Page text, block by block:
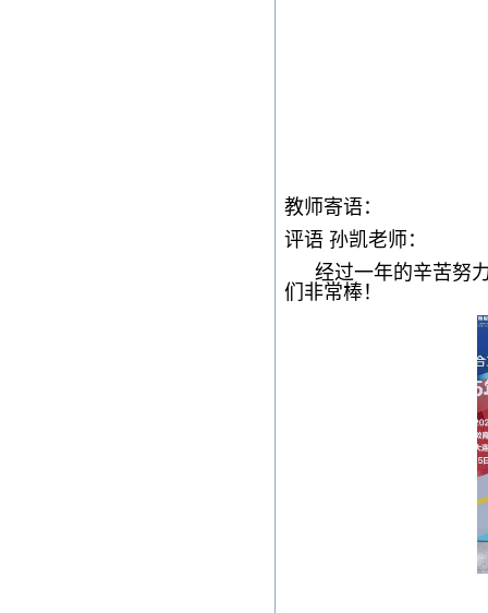
教师寄语：
评语 孙凯老师：
经过一年的辛苦努
们非常棒！